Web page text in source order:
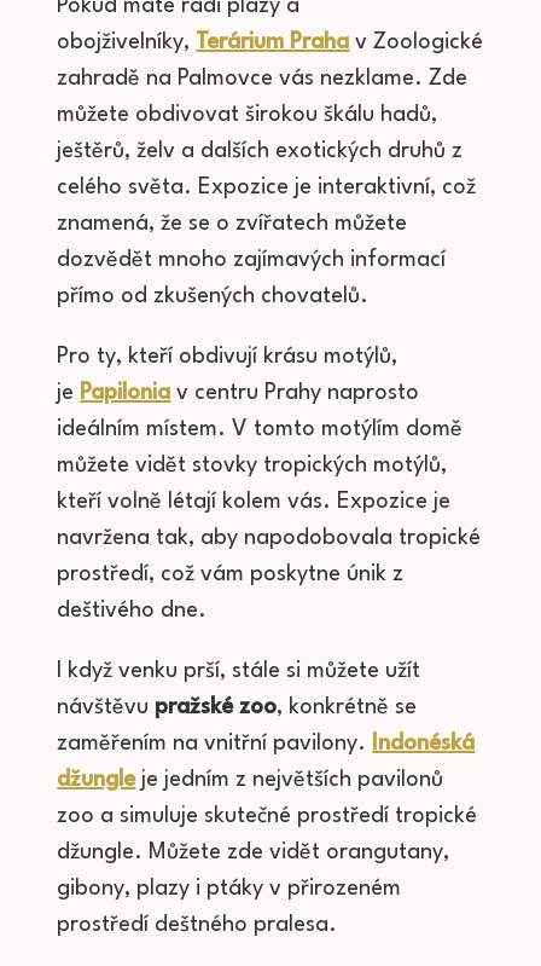
Pokud máte rádi plazy a
obojživelníky,
Terárium Praha v Zoologické
zahradě na Palmovce vás nezklame. Zde
můžete obdivovat širokou škálu hadů,
ještěrů, želv a dalších exotických druhů z
celého světa. Expozice je interaktivní, což
znamená, že se o zvířatech můžete
dozvědět mnoho zajímavých informací
přímo od zkušených chovatelů.
Pro ty, kteří obdivují krásu motýlů,
je Papilonia v centru Prahy naprosto
ideálním místem. V tomto motýlím domě
můžete vidět stovky tropických motýlů,
kteří volně létají kolem vás. Expozice je
navržena tak, aby napodobovala tropické
prostředí, což vám poskytne únik z
deštivého dne.
I když venku prší, stále si můžete užít
návštěvu pražské zoo, konkrétně se
zaměřením na vnitřní pavilony.
Indonéská
džungleje jedním z největších pavilonů
zoo a simuluje skutečné prostředí tropické
džungle. Můžete zde vidět orangutany,
gibony, plazy i ptáky v přirozeném
prostředí deštného pralesa.